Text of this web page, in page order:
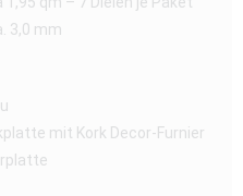
3,0 mm
mit Kork Decor-Furnier